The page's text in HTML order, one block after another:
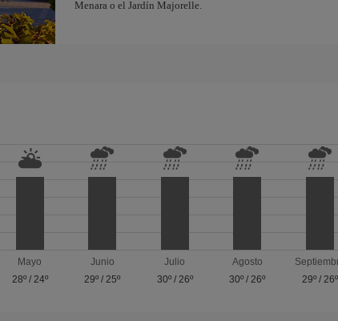
Menara o el Jardín Majorelle.
Mayo
28º/ 24º
Junio
29º /25º
Julio
30º/ 26º
Agosto
30º /26º
29º/ 26º